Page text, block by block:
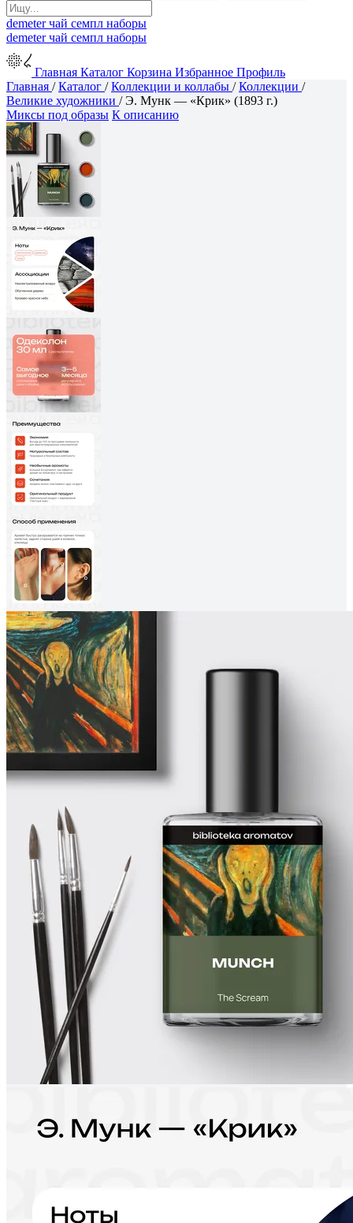
demeterчай семпл наборы
demeterчай семпл наборы
Главная Каталог Корзина Избранное Профиль
Главная /Каталог /Коллекции и коллабы /Коллекции /
Великие художники /Э. Мунк — «Крик» (1893 г.)
Миксы под образы К описанию